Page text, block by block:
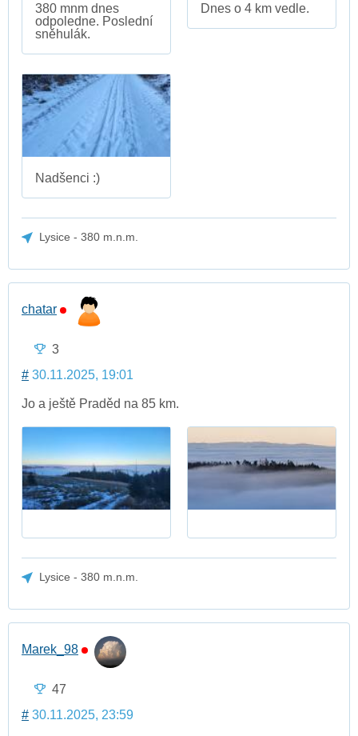
380 mnm dnes
odpoledne. Poslední
sněhulák.
Dnes o 4 km vedle.
Nadšenci :)
Lysice - 380 m.n.m.
chatar
3
# 30.11.2025, 19:01
Jo a ještě Praděd na 85 km.
Lysice - 380 m.n.m.
Marek_98
47
# 30.11.2025, 23:59